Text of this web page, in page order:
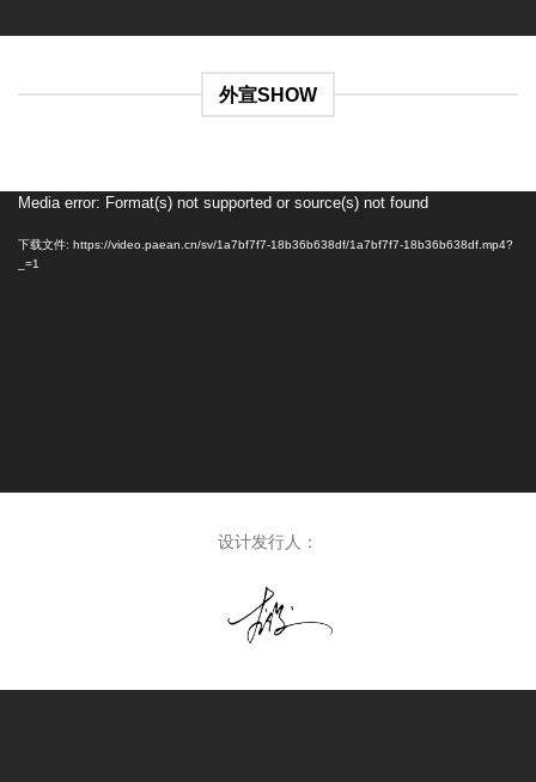
外宣SHOW
Media error: Format(s) not supported or source(s) not found
下载文件: https://video.paean.cn/sv/1a7bf7f7-18b36b638df/1a7bf7f7-18b36b638df.mp4?
_=1
设计发行人：